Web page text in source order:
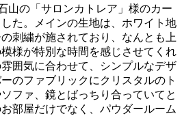
山の「サロンカトレア」様のカー
た。メインの生地は、ホワイト地
刺繍が施されており、なんとも上
様が特別な時間を感じさせてくれ
囲気に合わせて、シンプルなデザ
のファブリックにクリスタルのト
ファ、鏡とばっちり合っていてと
部屋だけでなく、パウダールーム